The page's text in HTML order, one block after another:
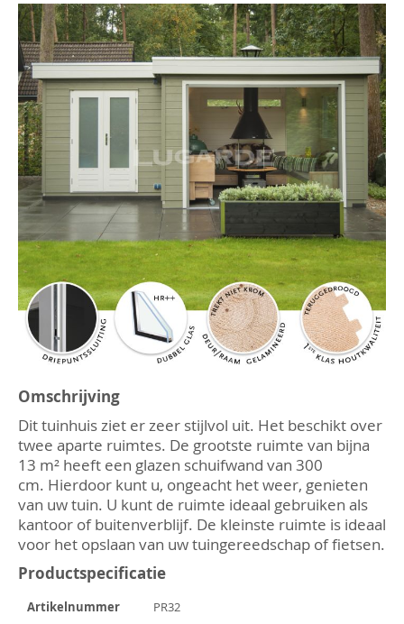
Ga
naar
het
einde
van
de
afbeeldingen-
gallerij
naar
begin
van
de
afbeeldingen-
gallerij
Omschrijving
Dit tuinhuis ziet er zeer stijlvol uit. Het beschikt over
twee aparte ruimtes. De grootste ruimte van bijna
13 m² heeft een glazen schuifwand van 300
cm. Hierdoor kunt u, ongeacht het weer, genieten
van uw tuin. U kunt de ruimte ideaal gebruiken als
kantoor of buitenverblijf. De kleinste ruimte is ideaal
voor het opslaan van uw tuingereedschap of fietsen.
Productspecificatie
Artikelnummer
PR32